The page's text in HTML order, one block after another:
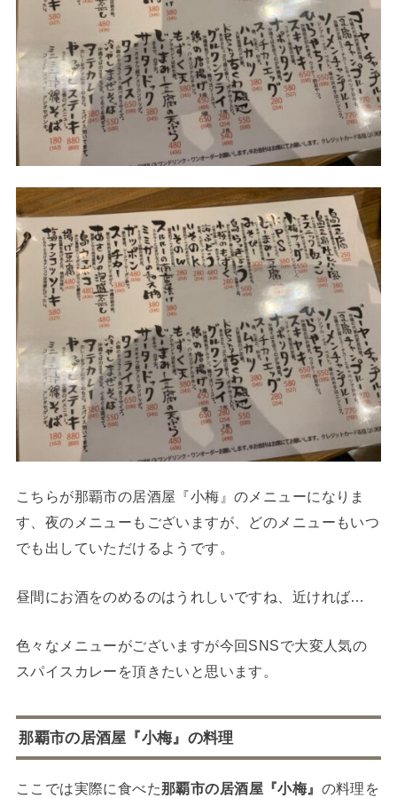
こちらが那覇市の居酒屋『小梅』のメニューになりま
す、夜のメニューもございますが、どのメニューもいつ
でも出していただけるようです。
昼間にお酒をのめるのはうれしいですね、近ければ…
色々なメニューがございますが今回SNSで大変人気の
スパイスカレーを頂きたいと思います。
那覇市の居酒屋『小梅』の料理
ここでは実際に食べた那覇市の居酒屋『小梅』 の料理を